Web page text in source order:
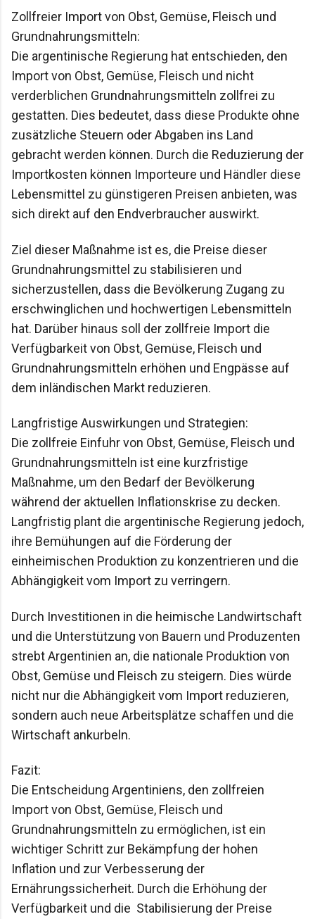
Zollfreier Import von Obst, Gemüse, Fleisch und
Grundnahrungsmitteln:
Die argentinische Regierung hat entschieden, den
Import von Obst, Gemüse, Fleisch und nicht
verderblichen Grundnahrungsmitteln zollfrei zu
gestatten. Dies bedeutet, dass diese Produkte ohne
zusätzliche Steuern oder Abgaben ins Land
gebracht werden können. Durch die Reduzierung der
Importkosten können Importeure und Händler diese
Lebensmittel zu günstigeren Preisen anbieten, was
sich direkt auf den Endverbraucher auswirkt.
Ziel dieser Maßnahme ist es, die Preise dieser
Grundnahrungsmittel zu stabilisieren und
sicherzustellen, dass die Bevölkerung Zugang zu
erschwinglichen und hochwertigen Lebensmitteln
hat. Darüber hinaus soll der zollfreie Import die
Verfügbarkeit von Obst, Gemüse, Fleisch und
Grundnahrungsmitteln erhöhen und Engpässe auf
dem inländischen Markt reduzieren.
Langfristige Auswirkungen und Strategien:
Die zollfreie Einfuhr von Obst, Gemüse, Fleisch und
Grundnahrungsmitteln ist eine kurzfristige
Maßnahme, um den Bedarf der Bevölkerung
während der aktuellen Inflationskrise zu decken.
Langfristig plant die argentinische Regierung jedoch,
ihre Bemühungen auf die Förderung der
einheimischen Produktion zu konzentrieren und die
Abhängigkeit vom Import zu verringern.
Durch Investitionen in die heimische Landwirtschaft
und die Unterstützung von Bauern und Produzenten
strebt Argentinien an, die nationale Produktion von
Obst, Gemüse und Fleisch zu steigern. Dies würde
nicht nur die Abhängigkeit vom Import reduzieren,
sondern auch neue Arbeitsplätze schaffen und die
Wirtschaft ankurbeln.
Fazit:
Die Entscheidung Argentiniens, den zollfreien
Import von Obst, Gemüse, Fleisch und
Grundnahrungsmitteln zu ermöglichen, ist ein
wichtiger Schritt zur Bekämpfung der hohen
Inflation und zur Verbesserung der
Ernährungssicherheit. Durch die Erhöhung der
Verfügbarkeit und die  Stabilisierung der Preise